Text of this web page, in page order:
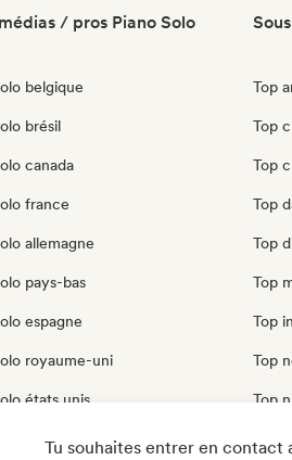
/ pros Piano Solo
belgique
brésil
canada
france
allemagne
pays-bas
espagne
royaume-uni
états unis
Top
Top
Top
Top
Top
Top
Top
Top
Top
Top
Tu souhaites entrer en contact